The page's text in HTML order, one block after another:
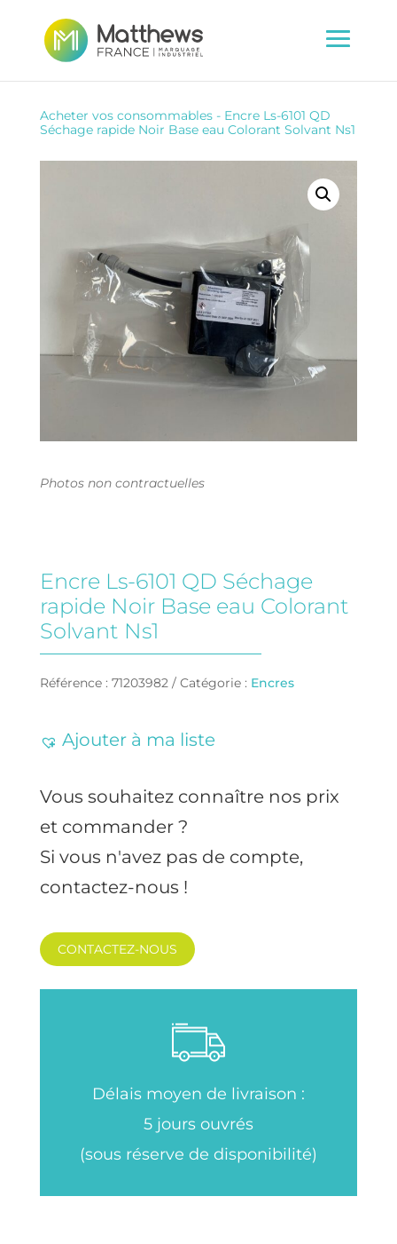
Acheter vos consommables- Encre Ls-6101 QD
Séchage rapide Noir Base eau Colorant Solvant Ns1
Photos non contractuelles
Encre Ls-6101 QD Séchage
rapide Noir Base eau Colorant
Solvant Ns1
Référence : 71203982 Catégorie : Encres
Ajouter à ma liste
Vous souhaitez connaître nos prix
et commander ?
Si vous n'avez pas de compte,
contactez-nous !
CONTACTEZ-NOUS
Délais moyen de livraison :
5 jours ouvrés
(sous réserve de disponibilité)